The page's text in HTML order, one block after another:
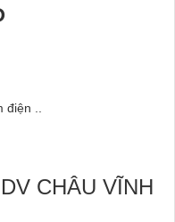
..
CHÂU VĨNH